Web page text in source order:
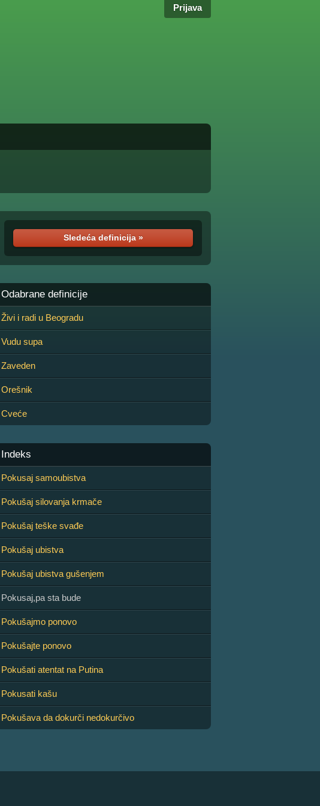
Prijava
Sledeća definicija »
Odabrane definicije
Živi i radi u Beogradu
Vudu supa
Zaveden
Orešnik
Cveće
Indeks
Pokusaj samoubistva
Pokušaj silovanja krmače
Pokušaj teške svađe
Pokušaj ubistva
Pokušaj ubistva gušenjem
Pokusaj,pa sta bude
Pokušajmo ponovo
Pokušajte ponovo
Pokušati atentat na Putina
Pokusati kašu
Pokušava da dokurči nedokurčivo